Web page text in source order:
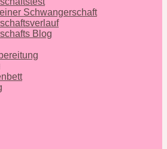
Schwangerschaft
Blog